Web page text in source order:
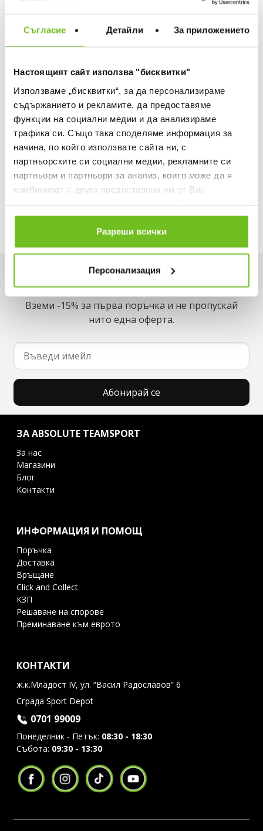
Съгласие Детайли За приложението
Настоящият сайт използва "бисквитки"
Използваме „бисквитки“, за да персонализираме
съдържанието и рекламите, да предоставяме
функции на социални медии и да анализираме
трафика си. Също така споделяме информация за
начина, по който използвате сайта ни, с
партньорските си социални медии, рекламните си
партньори и партньори за анализ, които може да я
комбинират с друга предоставена им от Вас
ползването от Ваша страна на услугите им.
Разреши всички
Персонализация
ДОБАВИ В ЛЮБИМИ
БЕЗПЛАТНА ДОСТАВКА НАД 50 €.
ВИЖ ПОВЕЧЕ
30 ДНИ БЕЗПЛАТНО ВРЪЩАНЕ
Информация за продукта
Описание
Доставка
Искаш да си първи в списъка ни?
Вземи -15% за първа поръчка и не пропускай
нито една оферта.
Абонирай се
ЗА ABSOLUTE TEAMSPORT
За нас
Магазини
Блог
Контакти
ИНФОРМАЦИЯ И ПОМОЩ
Поръчка
Доставка
Връщане
Click and Collect
КЗП
Решаване на спорове
Преминаване към еврото
КОНТАКТИ
ж.к.Младост IV, ул. “Васил Радославов” 6
Сграда Sport Depot
0701 99009
Понеделник - Петък: 08:30 - 18:30
Събота: 09:30 - 13:30